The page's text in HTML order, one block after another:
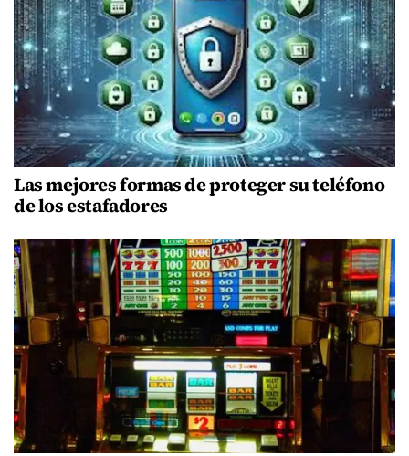
Las mejores formas de proteger su teléfono
de los estafadores